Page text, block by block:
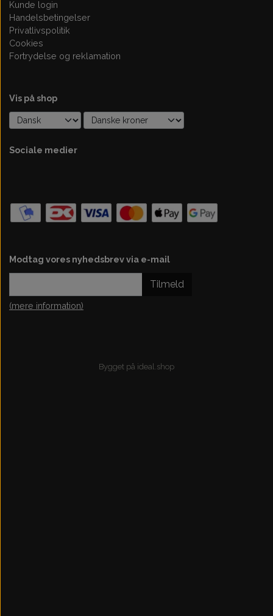
Kunde login
Handelsbetingelser
Privatlivspolitik
Cookies
Fortrydelse og reklamation
Vis på shop
Sociale medier
Modtag vores nyhedsbrev via e-mail
Tilmeld
(mere information)
Bygget på ideal.shop